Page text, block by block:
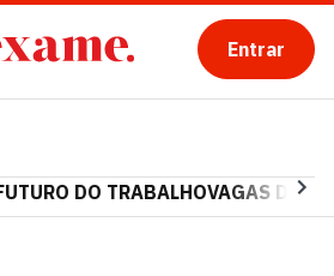
Entrar
DO TRABALHOVAGAS DE